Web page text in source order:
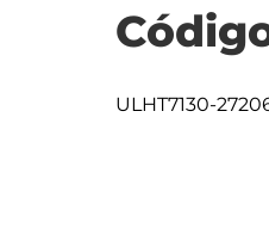
ULHT7130-